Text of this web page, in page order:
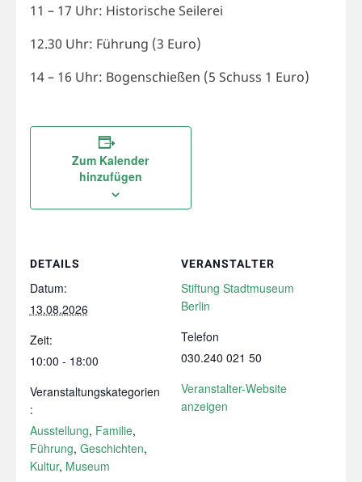
11 – 17 Uhr: Historische Seilerei
12.30 Uhr: Führung (3 Euro)
14 – 16 Uhr: Bogenschießen (5 Schuss 1 Euro)
Zum Kalender
hinzufügen
DETAILS
Datum:
13.08.2026
Zeit:
10:00 - 18:00
Veranstaltungskategorien
:
Ausstellung, Familie,
Führung, Geschichten,
Kultur, Museum
VERANSTALTER
Stiftung Stadtmuseum
Berlin
Telefon
030.240 021 50
Veranstalter-Website
anzeigen